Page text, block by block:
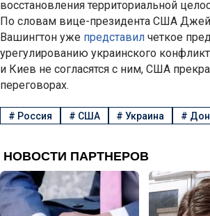
восстановления территориальной
По словам вице-президента США
Вашингтон уже представил четкое
урегулированию украинского
и Киев не согласятся с ним, США
переговорах.
# Россия # США #Украина #